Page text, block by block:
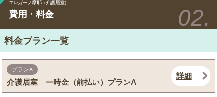
エレガーノ摩耶（介護居室）
費用・料金
料金プラン一覧
プランA
介護居室 一時金（前払い）プランA
詳細